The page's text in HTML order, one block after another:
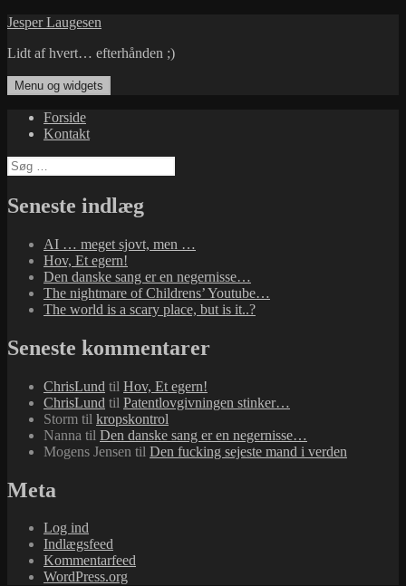
Hop
indhold
Jesper Laugesen
Lidt af hvert… efterhånden ;)
Menu og widgets
Forside
Kontakt
Søg
efter:
Seneste indlæg
AI … meget sjovt, men …
Hov, Et egern!
Den danske sang er en negernisse…
The nightmare of Childrens’ Youtube…
The world is a scary place, but is it..?
Seneste kommentarer
ChrisLund til Hov, Et egern!
ChrisLund til Patentlovgivningen stinker…
Storm til kropskontrol
Nanna til Den danske sang er en negernisse…
Mogens Jensen til Den fucking sejeste mand i verden
Meta
Log ind
Indlægsfeed
Kommentarfeed
WordPress.org